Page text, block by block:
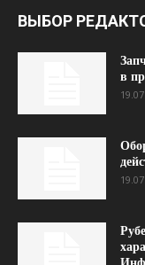
ВЫБОР
в